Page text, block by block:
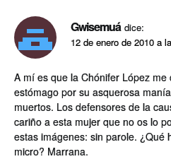
Gwisemuá dice:
12 de enero de 2010 a
A mí­ es que la Chónifer López
estómago por su asquerosa
muertos. Los defensores de la
cariño a esta mujer que no os lo
estas imágenes: sin parole. ¿Qué
micro? Marrana.